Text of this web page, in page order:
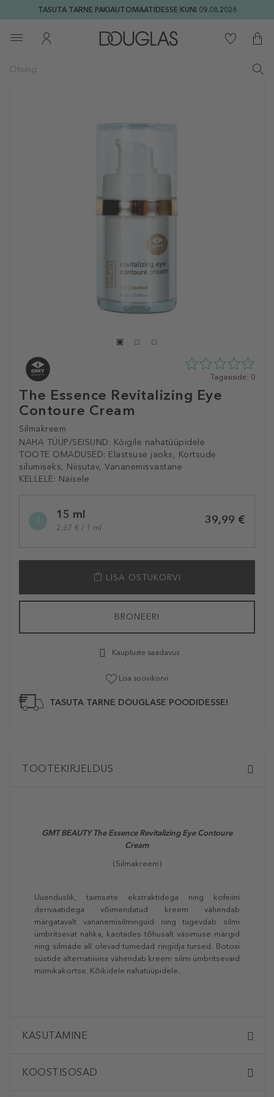
TASUTA TARNE PAKIAUTOMAATIDESSE KUNI 09.08.2026
The Essence Revitalizing Eye
Contoure Cream
Silmakreem
NAHA TÜÜP/SEISUND: Kõigile nahatüüpidele
TOOTE OMADUSED: Elastsuse jaoks, Kortsude
silumiseks, Niisutav, Vananemisvastane
KELLELE: Naisele
0
5st
Tagasiside: 0
variation15 ml
2,67 € / 1 ml
39,99 €
LISA OSTUKORVI
BRONEERI
Kaupluste saadavus
Lisa soovikorvi
TASUTA TARNE DOUGLASE POODIDESSE!
TOOTEKIRJELDUS
GMT BEAUTY The Essence Revitalizing Eye Contoure
Cream
(Silmakreem)
Uuenduslik, taimsete ekstraktidega ning kofeiini
derivaatidega võimendatud kreem vähendab
märgatavalt vananemisilminguid ning tugevdab silmi
ümbritsevat nahka, kaotades tõhusalt väsimuse märgid
ning silmade all olevad tumedad ringidja tursed. Botoxi
süstide alternatiivina vähendab kreem silmi ümbritsevaid
miimikakortse. Kõikidele nahatüüpidele.
KASUTAMINE
KOOSTISOSAD